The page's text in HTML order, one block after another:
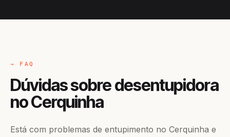
→ FAQ
Dúvidas sobre desentupidora
no Cerquinha
Está com problemas de entupimento no Cerquinha e